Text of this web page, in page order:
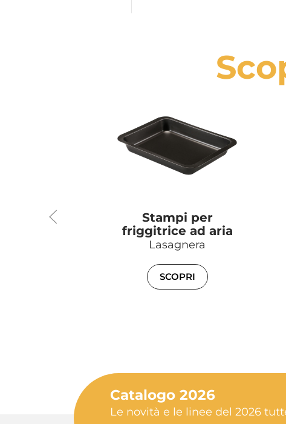
Stampi per
friggitrice ad aria
Lasagnera
SCOPRI
Catalogo 2026
Le novità e le linee del 2026